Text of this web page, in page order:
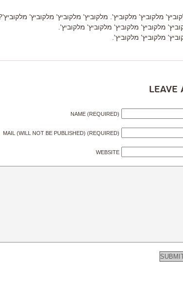
מלקוביץ' מלקוביץ'. מלקוביץ' מלקוביץ' מלקוביץ'
מלקוביץ' מלקוביץ' מלקוביץ' מלקוביץ'.
מלקוביץ' מלקוביץ'.
Leave
NAME (REQUIRED)
MAIL (WILL NOT BE PUBLISHED) (REQUIRED)
WEBSITE